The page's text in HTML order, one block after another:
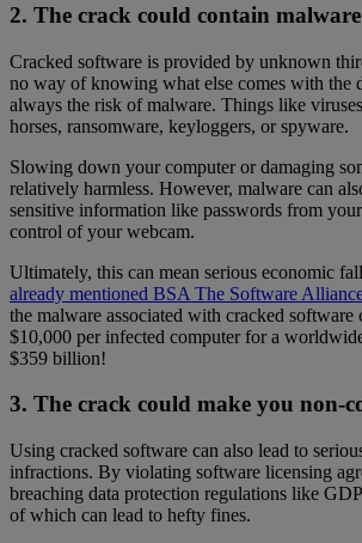
2. The crack could contain malware
Cracked software is provided by unknown
no way of knowing what else comes with the
always the risk of malware. Things like
horses, ransomware, keyloggers, or spyware.
Slowing down your computer or damaging
relatively harmless. However, malware can
sensitive information like passwords from
control of your webcam.
Ultimately, this can mean serious economic
already mentioned BSA The Software
the malware associated with cracked software
$10,000 per infected computer for a
$359 billion!
3. The crack could make you non-
Using cracked software can also lead to
infractions. By violating software licensing
breaching data protection regulations like
of which can lead to hefty fines.